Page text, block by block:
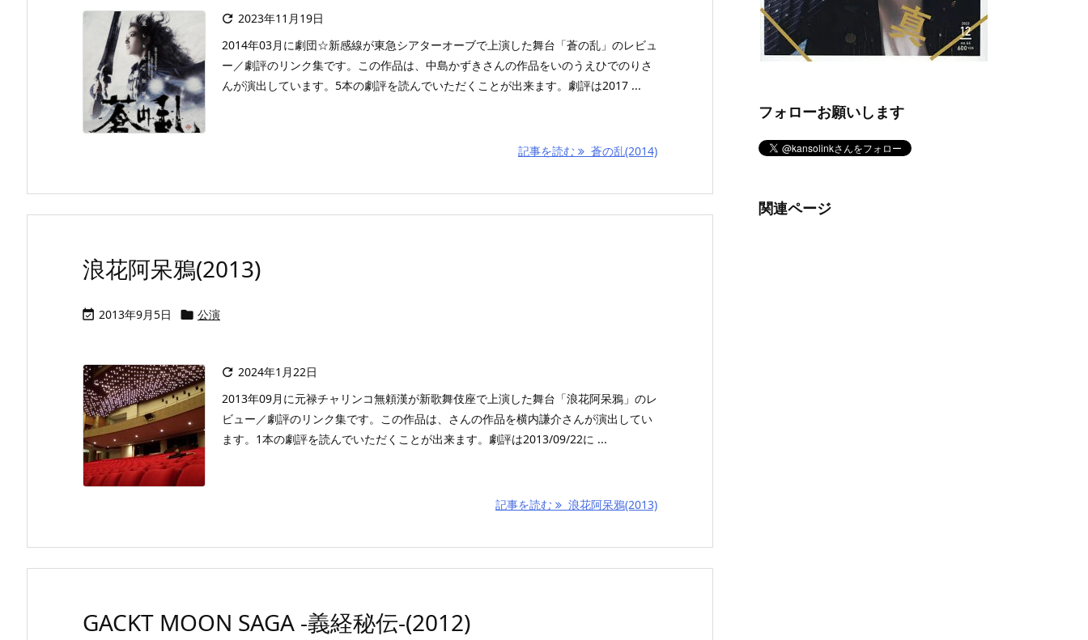
 2023年11月19日
2014年03月に劇団☆新感線が東急シアターオーブで上演した舞台「蒼の乱」のレビュ
ー／劇評のリンク集です。この作品は、中島かずきさんの作品をいのうえひでのりさ
んが演出しています。5本の劇評を読んでいただくことが出来ます。劇評は2017 ...
記事を読む 蒼の乱(2014)
浪花阿呆鴉(2013)
 2013年9月5日  公演
 2024年1月22日
2013年09月に元禄チャリンコ無頼漢が新歌舞伎座で上演した舞台「浪花阿呆鴉」のレ
ビュー／劇評のリンク集です。この作品は、さんの作品を横内謙介さんが演出してい
ます。1本の劇評を読んでいただくことが出来ます。劇評は2013/09/22に ...
記事を読む 浪花阿呆鴉(2013)
GACKT MOON SAGA -義経秘伝-(2012)
フォローお願いします
関連ページ